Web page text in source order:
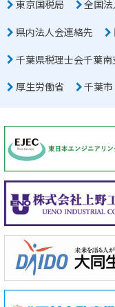
東京国税局 全国
県内法人会連絡先
千葉県税理士会千葉南
厚生労働省
千葉市